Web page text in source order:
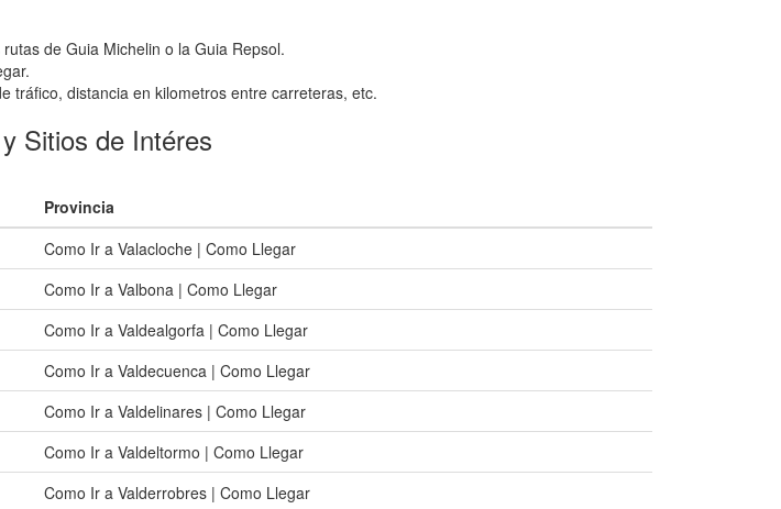
de Guia Michelin o la Guia Repsol.
tráfico, distancia en kilometros entre carreteras, etc.
Sitios de Intéres
Provincia
Como Ir a Valacloche | Como Llegar
Como Ir a Valbona | Como Llegar
Como Ir a Valdealgorfa | Como Llegar
Como Ir a Valdecuenca | Como Llegar
Como Ir a Valdelinares | Como Llegar
Como Ir a Valdeltormo | Como Llegar
Como Ir a Valderrobres | Como Llegar